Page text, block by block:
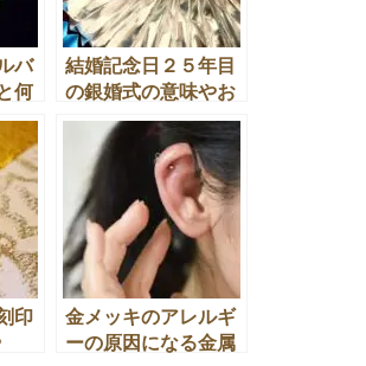
バ
何
り
結婚記念日２５年目
の銀婚式の意味やお
祝いの結婚記念石と
印
金メッキのアレルギ
ーの原因になる金属